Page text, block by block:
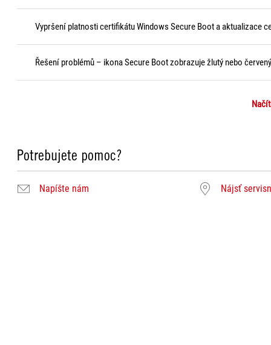
Vypršení platnosti certifikátu Windows Secure Boot a aktualizace
Řešení problémů – ikona Secure Boot zobrazuje žlutý nebo
Potrebujete pomoc?
Napíšte nám Nájsť